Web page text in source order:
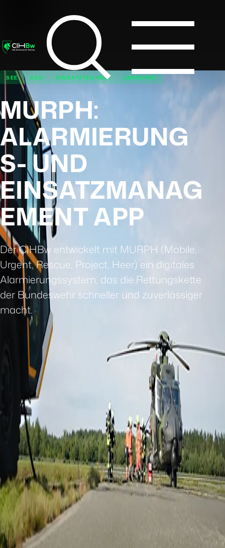
SEE SDD EINSATZTECHNIK SENSORIK
MURPH:
ALARMIERUNG
S- UND
EINSATZMANAG
EMENT APP
Der CIHBw entwickelt mit MURPH (Mobile,
Urgent, Rescue, Project, Heer) ein digitales
Alarmierungssystem, das die Rettungskette
der Bundeswehr schneller und zuverlässiger
macht.